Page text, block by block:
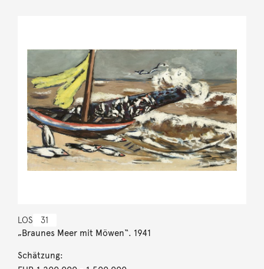
LOS 31
„Braunes Meer mit Möwen“. 1941
Schätzung: